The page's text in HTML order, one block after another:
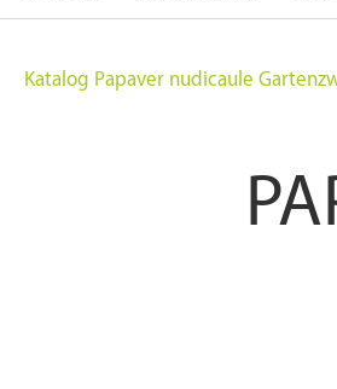
Katalog Papaver nudicaule